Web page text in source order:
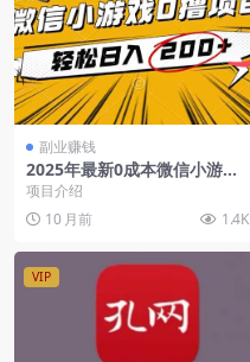
副业赚钱
2025年最新0成本微信小游戏
撸收益小项目，轻松日入200+
项目介绍
10 月前
1.4K
VIP